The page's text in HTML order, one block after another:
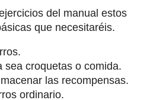
del manual estos
que necesitaréis.
sea croquetas o comida.
las recompensas.
ordinario.